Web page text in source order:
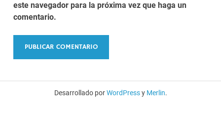
este navegador para la próxima vez que haga un
comentario.
Desarrollado porWordPressy Merlin.